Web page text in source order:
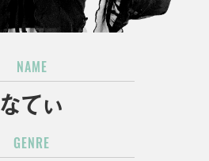
NAME
なてぃ
GENRE